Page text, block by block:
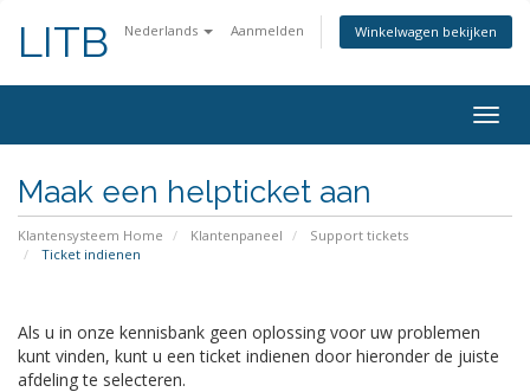
Nederlands Aanmelden Winkelwagen bekijken
LITB
in-/
Maak een helpticket aan
Klantensysteem Home Klantenpaneel
Support tickets
Ticket indienen
Als u in onze kennisbank geen oplossing voor uw problemen
kunt vinden, kunt u een ticket indienen door hieronder de juiste
afdeling te selecteren.